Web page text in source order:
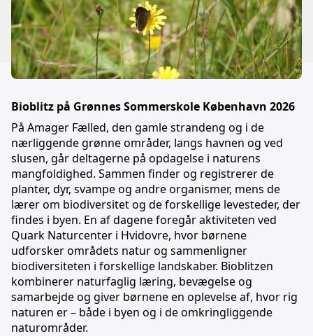
Bioblitz på Grønnes Sommerskole København 2026
På Amager Fælled, den gamle strandeng og i de
nærliggende grønne områder, langs havnen og ved
slusen, går deltagerne på opdagelse i naturens
mangfoldighed. Sammen finder og registrerer de
planter, dyr, svampe og andre organismer, mens de
lærer om biodiversitet og de forskellige levesteder, der
findes i byen. En af dagene foregår aktiviteten ved
Quark Naturcenter i Hvidovre, hvor børnene
udforsker områdets natur og sammenligner
biodiversiteten i forskellige landskaber. Bioblitzen
kombinerer naturfaglig læring, bevægelse og
samarbejde og giver børnene en oplevelse af, hvor rig
naturen er – både i byen og i de omkringliggende
naturområder.